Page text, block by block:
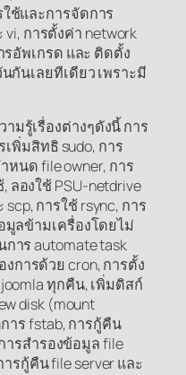
ช้และการจัดการ
vi, การตั้งค่า network
อัพเกรด และ ติดตั้ง
กันเลยทีเดียว เพราะมี
มรู้เรื่องต่างๆดังนี้ การ
เพิ่มสิทธิ sudo, การ
หนด file owner, การ
องใช้ PSU-netdrive
scp, การใช้ rsync, การ
มูลข้ามเครื่องโดยไม่
าร automate task
การด้วย cron, การตั้ง
ทุกคืน, เพิ่มดิสก์
disk (mount
าร fstab, การกู้คืน
ารสำรองข้อมูล file
ารกู้คืน file server และ